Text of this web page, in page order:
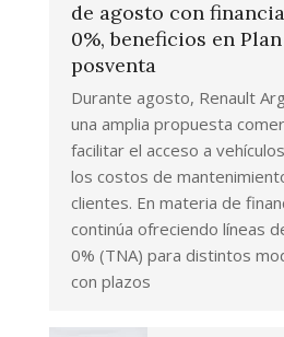
de agosto con
0%, beneficios en
posventa
Durante agosto, Renault
una amplia propuesta
facilitar el acceso a
los costos de
clientes. En materia de
continúa ofreciendo líneas
0% (TNA) para distintos
con plazos